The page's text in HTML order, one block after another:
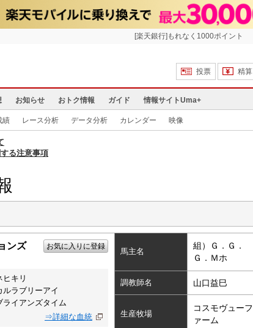
[楽天銀行]もれなく1000ポイント
投票
精算
お知らせ おトク情報 ガイド 情報サイトUma+
績 レース分析 データ分析 カレンダー 映像
る注意事項
ンズ お気に入りに登録
ヒキリ
ルラブリーアイ
ライアンズタイム
⇒詳細な血統
馬主名
組）Ｇ．Ｇ．
Ｇ．Ｍホ
調教師名 山口益巳
生産牧場
コスモヴューフ
ァーム